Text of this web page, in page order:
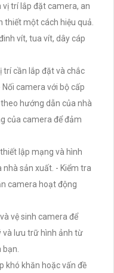
vị trí lắp đặt camera, an
thiết một cách hiệu quả.
vít, tua vít, dây cáp
cần lắp đặt và chắc
camera với bộ cấp
hướng dẫn của nhà
của camera để đảm
lập mạng và hình
sản xuất. - Kiểm tra
camera hoạt động
vệ sinh camera để
và lưu trữ hình ảnh từ
khó khăn hoặc vấn đề